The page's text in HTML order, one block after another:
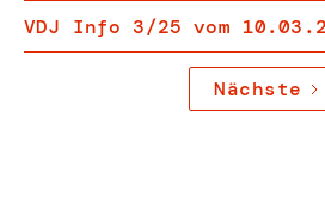
VDJ Info 3/25 vom
Nächste